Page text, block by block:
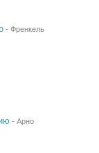
- Френкель
- Арно